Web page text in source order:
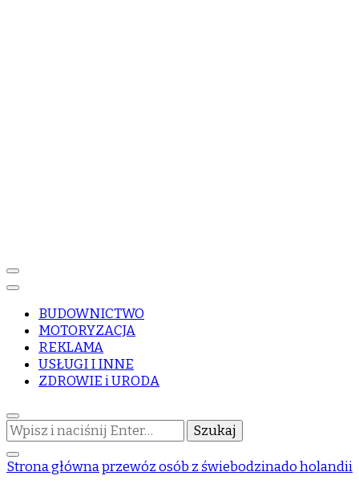
BUDOWNICTWO
MOTORYZACJA
REKLAMA
USŁUGI I INNE
ZDROWIE i URODA
Szukasz
czegoś?
Strona głównaprzewóz osób z świebodzinado holandii